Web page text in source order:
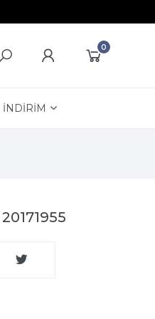
0
İNDİRİM